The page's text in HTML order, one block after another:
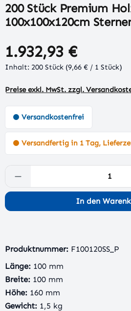
200 Stück Premium
100x100x120cm
1.932,93 €
Inhalt: 200 Stück (9,66 € / 1 Stück)
Preise exkl. MwSt. zzgl.
Versandkostenfrei
Versandfertig in 1 Tag,
Produkt Anzahl: Gib
In den
Produktnummer: F100120SS_P
Länge: 100 mm
Breite: 100 mm
Höhe: 160 mm
Gewicht: 1,5 kg